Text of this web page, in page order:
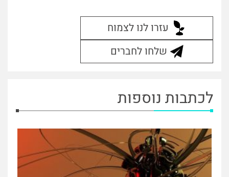
עזרו לנו לצמוח
שלחו לחברים
לכתבות נוספות